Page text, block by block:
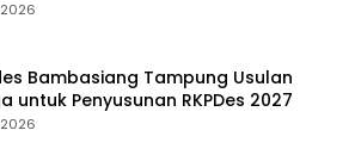
Bambasiang Tampung Usulan
untuk Penyusunan RKPDes 2027